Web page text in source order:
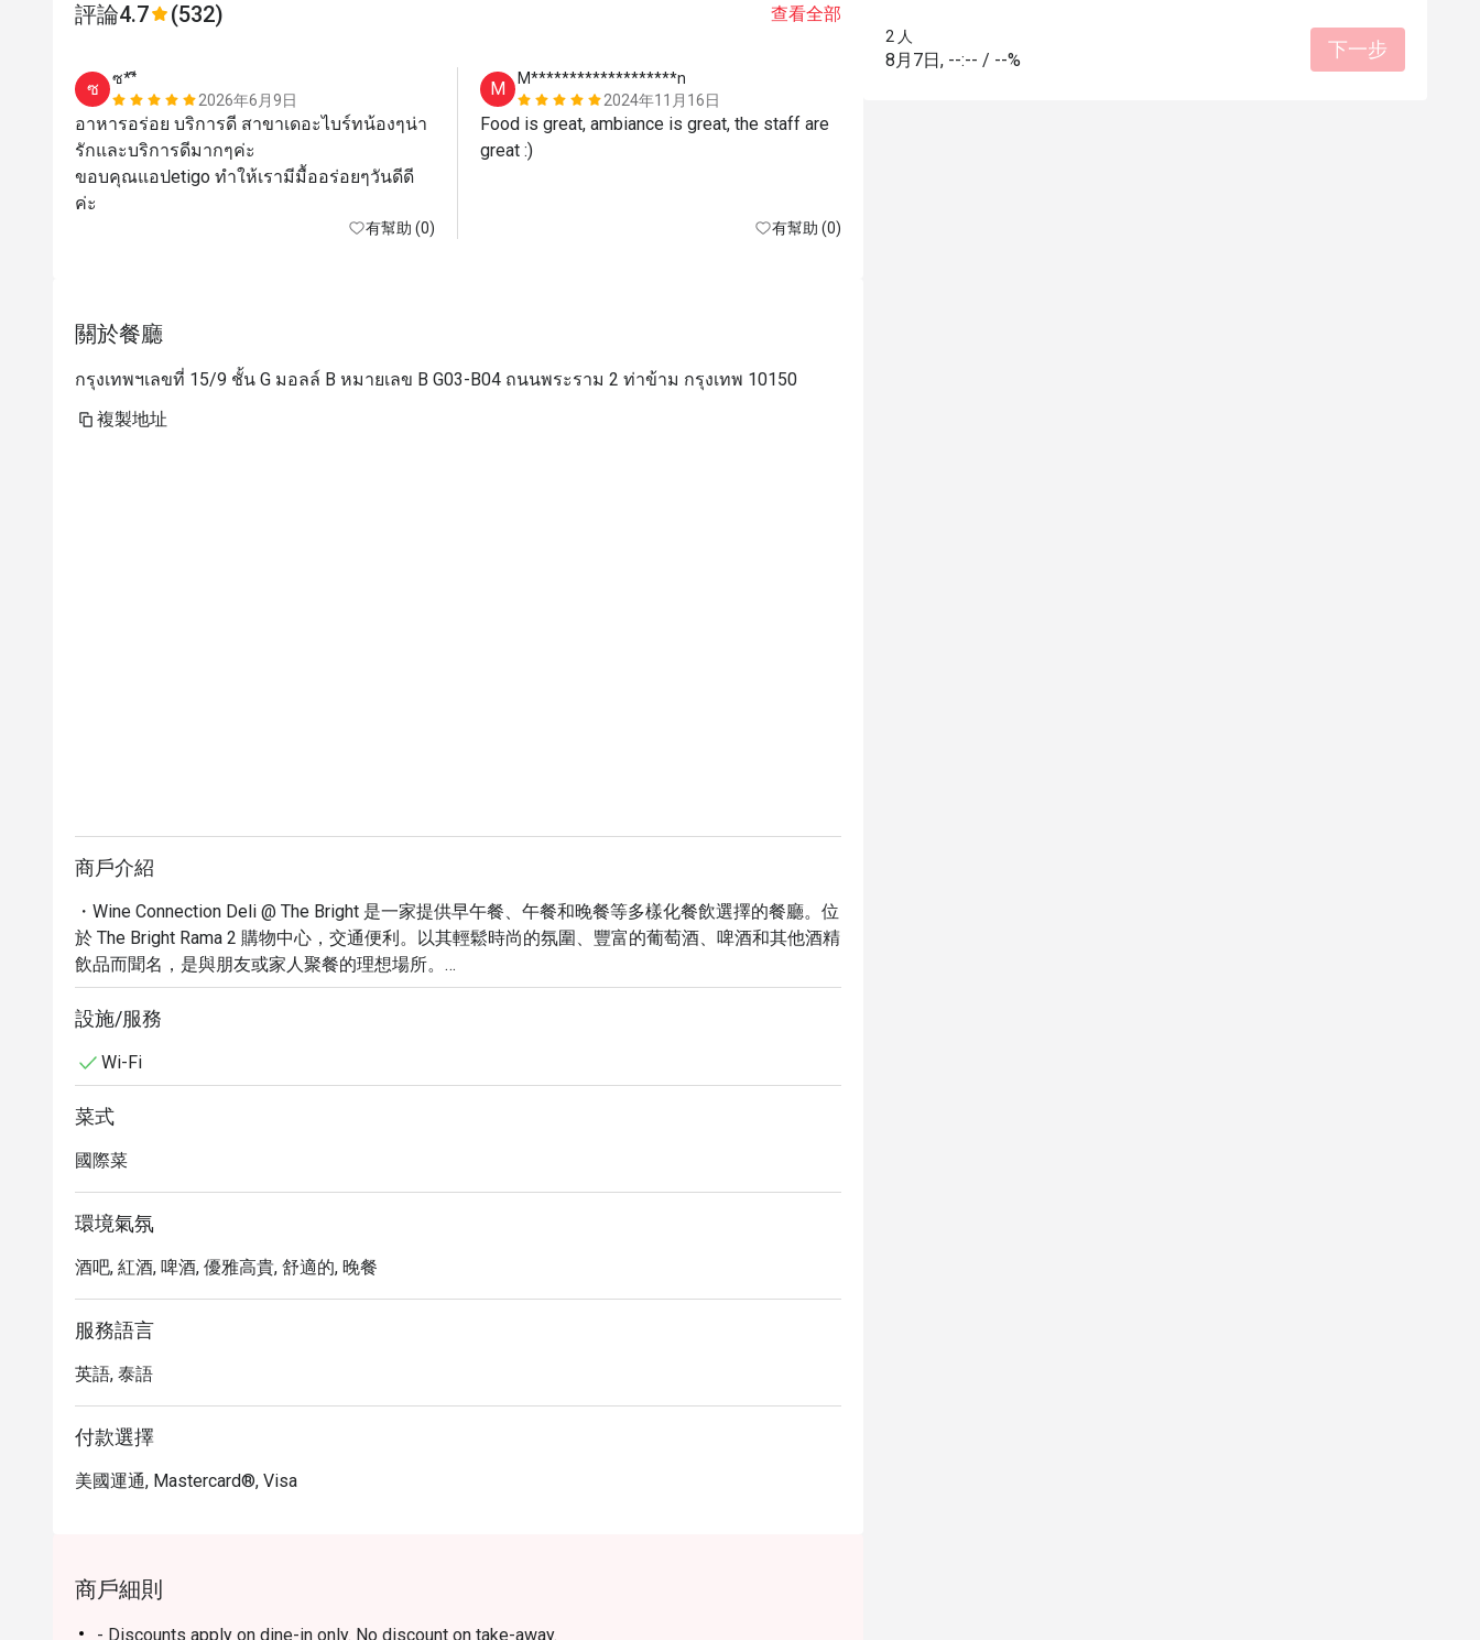
評論4.7 (532) 查看全部
ซ
ซ**ี
2026年6月9日
อาหารอร่อย บริการดี สาขาเดอะไบร์ทน้องๆน่า
รักและบริการดีมากๆค่ะ
ขอบคุณแอปetigo ทำให้เรามีมื้ออร่อยๆวันดีดี
有幫助 (0)
M
M*******************n
2024年11月16日
Food is great, ambiance is great, the staff are
great :)
有幫助 (0)
關於餐廳
กรุงเทพฯเลขที่ 15/9 ชั้น G มอลล์ B หมายเลข B G03-B04 ถนนพระราม 2 ท่าข้าม กรุงเทพ 10150
複製地址
商戶介紹
・Wine Connection Deli @ The Bright 是一家提供早午餐、午餐和晚餐等多樣化餐飲選擇的餐廳。位
於 The Bright Rama 2 購物中心，交通便利。以其輕鬆時尚的氛圍、豐富的葡萄酒、啤酒和其他酒精
飲品而聞名，是與朋友或家人聚餐的理想場所。
・無論您是想品嚐小點、享用美味的咖啡，還是沉浸在精選葡萄酒的世界中，Wine Connection Deli
都能滿足您的味蕾。提供堂食、外賣和非接觸式外送服務，讓您隨時隨地享受美食。舒適的座位、
推薦的熱門餐廳，絕對值得一試。
設施/服務
Wi-Fi
菜式
國際菜
環境氣氛
酒吧, 紅酒, 啤酒, 優雅高貴, 舒適的, 晚餐
服務語言
英語, 泰語
付款選擇
美國運通, Mastercard®, Visa
商戶細則
- Discounts apply on dine-in only. No discount on take-away.
2 人
8月7日, --:-- / --% 下一步